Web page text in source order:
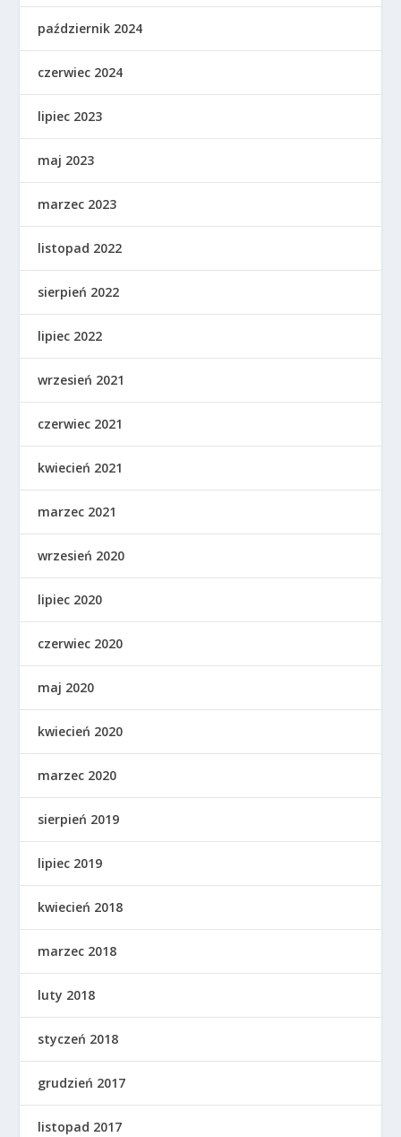
październik 2024
czerwiec 2024
lipiec 2023
maj 2023
marzec 2023
listopad 2022
sierpień 2022
lipiec 2022
wrzesień 2021
czerwiec 2021
kwiecień 2021
marzec 2021
wrzesień 2020
lipiec 2020
czerwiec 2020
maj 2020
kwiecień 2020
marzec 2020
sierpień 2019
lipiec 2019
kwiecień 2018
marzec 2018
luty 2018
styczeń 2018
grudzień 2017
listopad 2017